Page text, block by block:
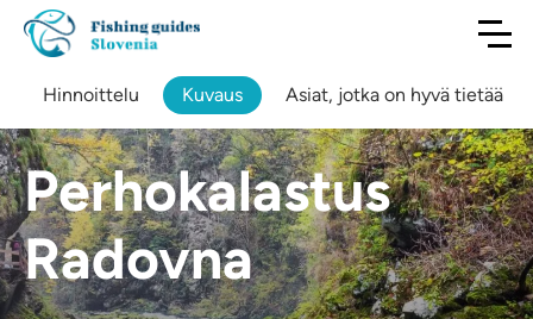
Perhokalastus
Radovna
Hinnoittelu Kuvaus Asiat, jotka on hyvä tietää